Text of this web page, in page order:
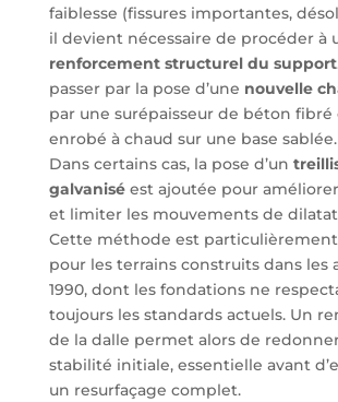
faiblesse (fissures importantes,
il devient nécessaire de procéder à
renforcement structurel du support
passer par la pose d’une nouvelle
par une surépaisseur de béton fibré
enrobé à chaud sur une base sablée.
Dans certains cas, la pose d’un
galvaniséest ajoutée pour
et limiter les mouvements de
Cette méthode est
pour les terrains construits dans les
1990, dont les fondations ne
toujours les standards actuels. Un
de la dalle permet alors de
stabilité initiale, essentielle avant
un resurfaçage complet.